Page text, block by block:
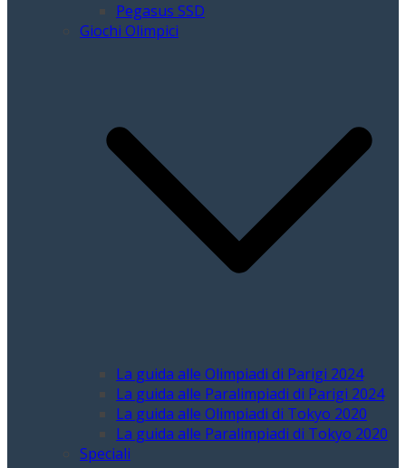
Pegasus SSD
Giochi Olimpici
La guida alle Olimpiadi di Parigi 2024
La guida alle Paralimpiadi di Parigi 2024
La guida alle Olimpiadi di Tokyo 2020
La guida alle Paralimpiadi di Tokyo 2020
Speciali